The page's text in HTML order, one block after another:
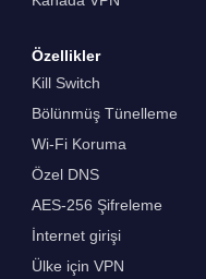
Özellikler
Kill Switch
Bölünmüş Tünelleme
Wi-Fi Koruma
Özel DNS
AES-256 Şifreleme
İnternet girişi
Ülke için VPN